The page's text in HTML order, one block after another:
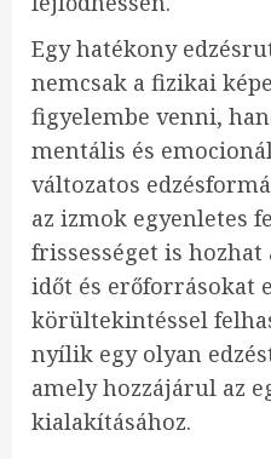
Egy hatékony
nemcsak a fizikai
figyelembe venni,
mentális és
változatos
az izmok egyenletes
frissességet is hozhat
időt és erőforrásokat
körültekintéssel
nyílik egy olyan
amely hozzájárul az
kialakításához.